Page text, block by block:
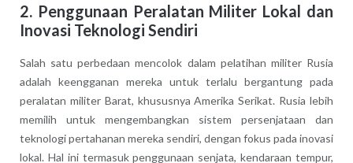
2. Penggunaan Peralatan Militer Lokal dan
Inovasi Teknologi Sendiri
Salah satu perbedaan mencolok dalam pelatihan militer Rusia
adalah keengganan mereka untuk terlalu bergantung pada
peralatan militer Barat, khususnya Amerika Serikat. Rusia lebih
memilih untuk mengembangkan sistem persenjataan dan
teknologi pertahanan mereka sendiri, dengan fokus pada inovasi
lokal. Hal ini termasuk penggunaan senjata, kendaraan tempur,